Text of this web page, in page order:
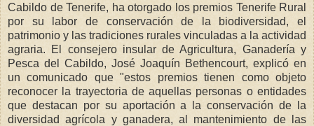
Cabildo de Tenerife, ha otorgado los premios Tenerife Rural
por su labor de conservación de la biodiversidad, el
patrimonio y las tradiciones rurales vinculadas a la actividad
agraria. El consejero insular de Agricultura, Ganadería y
Pesca del Cabildo, José Joaquín Bethencourt, explicó en
un comunicado que "estos premios tienen como objeto
reconocer la trayectoria de aquellas personas o entidades
que destacan por su aportación a la conservación de la
diversidad agrícola y ganadera, al mantenimiento de las